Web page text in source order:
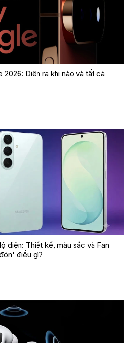
2026: Diễn ra khi nào và tất cả
diện: Thiết kế, màu sắc và Fan
điều gì?